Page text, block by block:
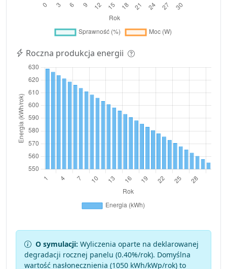
Roczna produkcja energii
O symulacji: Wyliczenia oparte na deklarowanej
degradacji rocznej panelu (0.40%/rok). Domyślna
wartość nasłonecznienia (1050 kWh/kWp/rok) to